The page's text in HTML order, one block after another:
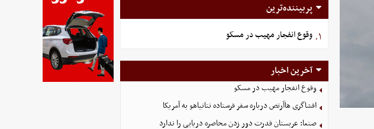
پربیننده‌ترین
۱. وقوع انفجار مهیب در مسکو
آخرین اخبار
وقوع انفجار مهیب در مسکو
افشاگری هاآرتص درباره سفر فرستاده نتانیاهو به آمریکا
صنعا: عربستان قدرت دور زدن محاصره دریایی را ندارد